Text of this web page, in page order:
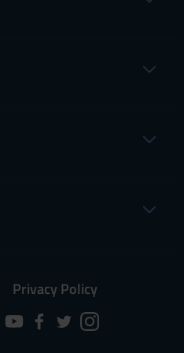
Privacy Policy